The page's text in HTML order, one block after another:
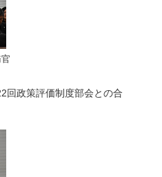
回政策評価制度部会との合